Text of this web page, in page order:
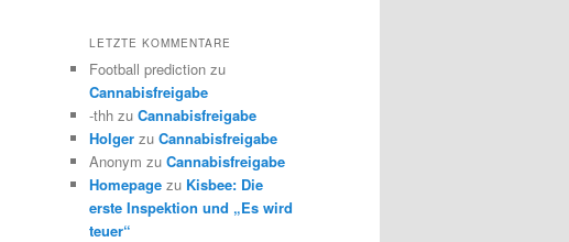
LETZTE KOMMENTARE
Football prediction zu
Cannabisfreigabe
-thh zu Cannabisfreigabe
Holger zu Cannabisfreigabe
Anonym zu Cannabisfreigabe
Homepage zu Kisbee: Die
erste Inspektion und „Es wird
teuer“